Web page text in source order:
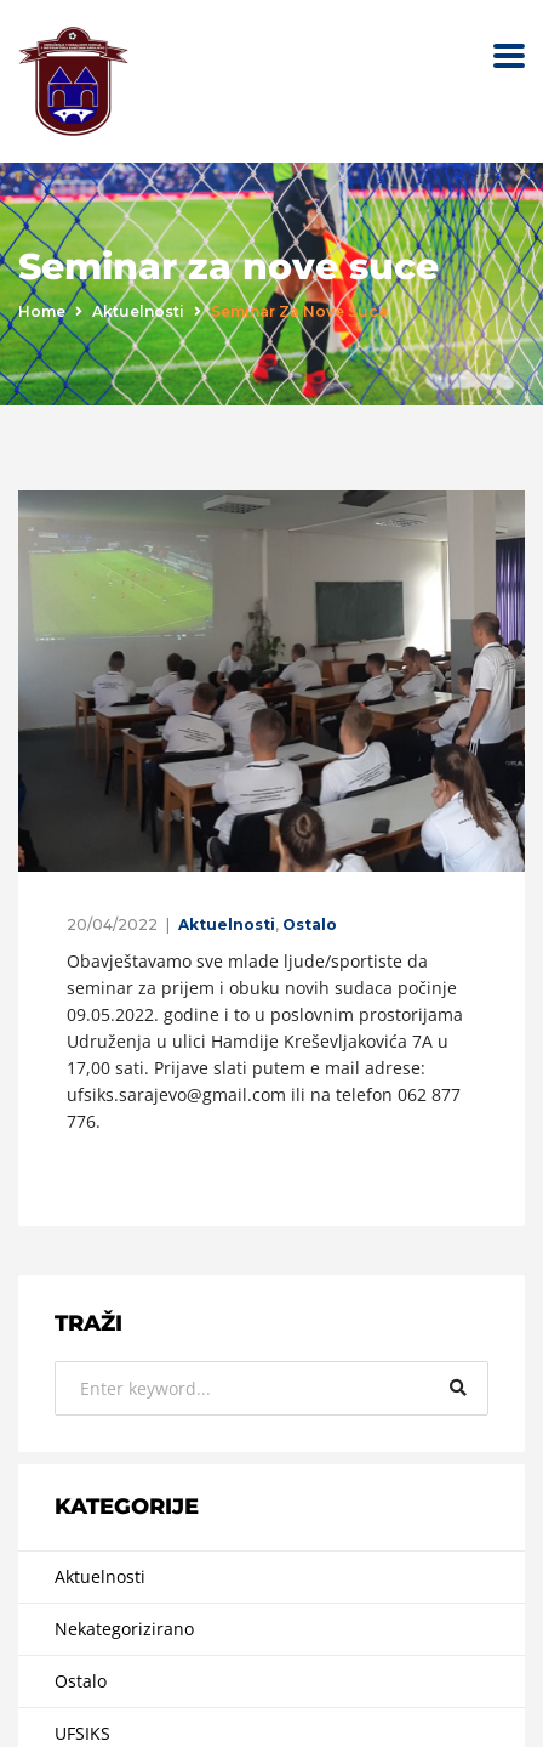
Seminar za nove suce
Home Aktuelnosti Seminar Za Nove Suce
20/04/2022 Aktuelnosti, Ostalo
Obavještavamo sve mlade ljude/sportiste da
seminar za prijem i obuku novih sudaca počinje
09.05.2022. godine i to u poslovnim prostorijama
Udruženja u ulici Hamdije Kreševljakovića 7A u
17,00 sati. Prijave slati putem e mail adrese:
ufsiks.sarajevo@gmail.com ili na telefon 062 877
776.
TRAŽI
KATEGORIJE
Aktuelnosti
Nekategorizirano
Ostalo
UFSIKS